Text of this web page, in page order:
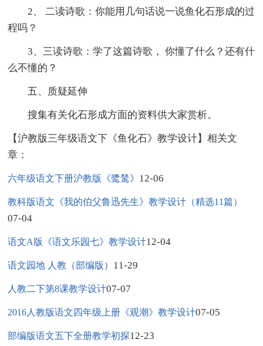
2、 二读诗歌：你能用几句话说一说鱼化石形成的过
程吗？
3、三读诗歌：学了这篇诗歌， 你懂了什么？还有什
么不懂的？
五、质疑延伸
搜集有关化石形成方面的资料供大家赏析。
【沪教版三年级语文下《鱼化石》教学设计】相关文
章：
六年级语文下册沪教版《鹭鸶》 12-06
教科版语文《我的伯父鲁迅先生》教学设计（精选11篇）
07-04
语文A版《语文乐园七》教学设计12-04
语文园地 人教（部编版） 11-29
人教二下第8课教学设计07-07
2016人教版语文四年级上册《观潮》教学设计07-05
部编版语文五下全册教学初探12-23